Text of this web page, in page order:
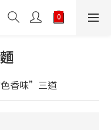
香味”三道